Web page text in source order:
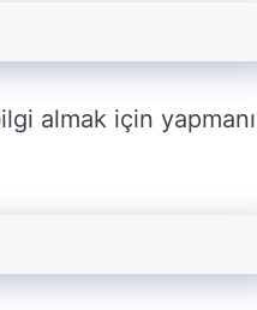
almak için